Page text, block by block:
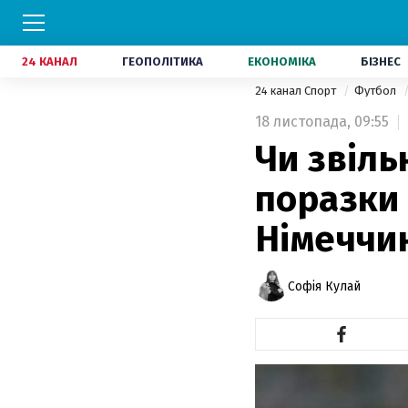
24 КАНАЛ ГЕОПОЛІТИКА ЕКОНОМІКА БІЗНЕС
24 канал Спорт Футбол
18 листопада, 09:55
Чи
поразки
Софія Кулай